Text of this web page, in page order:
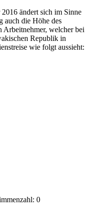
ändert sich im Sinne
auch die Höhe des
Arbeitnehmer, welcher bei
Republik in
wie folgt aussieht:
0